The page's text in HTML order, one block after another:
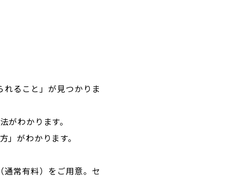
ること」が見つかりま
がわかります。
がわかります。
常有料）をご用意。セ